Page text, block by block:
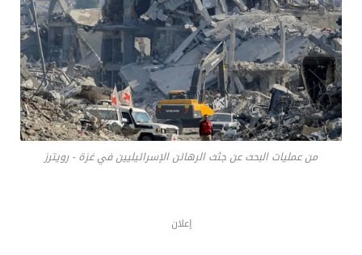
من عمليات البحث عن جثث الرهائن الإسرائيليين في غزة - رويترز
إعلان